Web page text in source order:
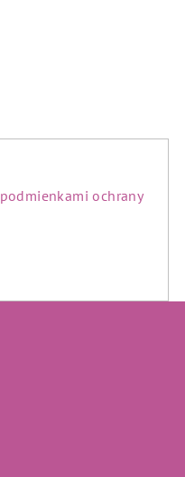
podmienkami ochrany